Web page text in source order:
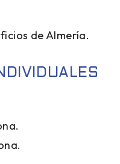
de Almería.